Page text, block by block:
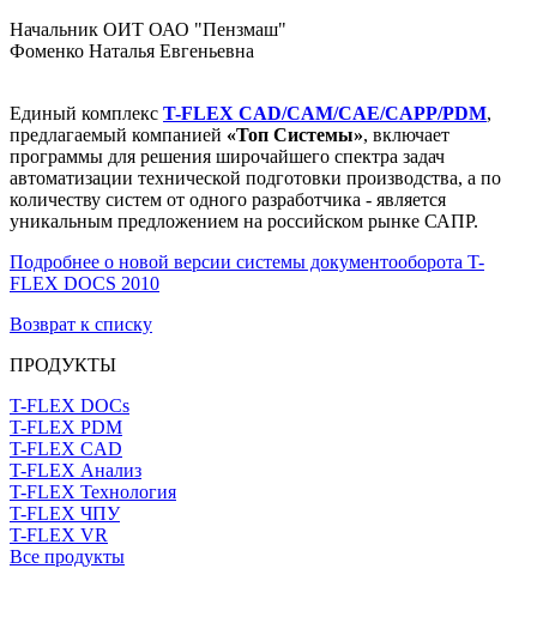
Начальник ОИТ ОАО "Пензмаш"
Фоменко Наталья Евгеньевна
Единый комплекс T-FLEX CAD/CAM/CAE/CAPP/PDM,
предлагаемый компанией «Топ Системы», включает
программы для решения широчайшего спектра задач
автоматизации технической подготовки производства, а по
количеству систем от одного разработчика - является
уникальным предложением на российском рынке САПР.
Подробнее о новой версии системы документооборота T-
FLEX DOCS 2010
Возврат к списку
ПРОДУКТЫ
T-FLEX DOCs
T-FLEX PDM
T-FLEX CAD
T-FLEX Анализ
T-FLEX Технология
T-FLEX ЧПУ
T-FLEX VR
Все продукты